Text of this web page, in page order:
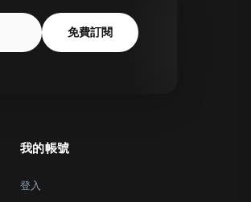
免費訂閱
我的帳號
登入